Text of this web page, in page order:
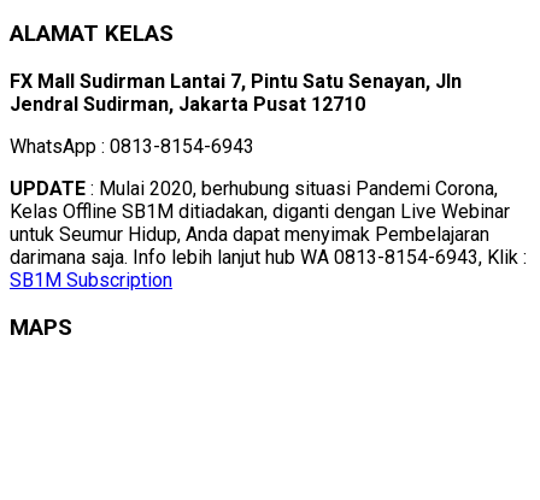
ALAMAT KELAS
FX Mall Sudirman Lantai 7, Pintu Satu Senayan, Jln
Jendral Sudirman, Jakarta Pusat 12710
WhatsApp : 0813-8154-6943
UPDATE : Mulai 2020, berhubung situasi Pandemi Corona,
Kelas Offline SB1M ditiadakan, diganti dengan Live Webinar
untuk Seumur Hidup, Anda dapat menyimak Pembelajaran
darimana saja. Info lebih lanjut hub WA 0813-8154-6943, Klik :
SB1M Subscription
MAPS